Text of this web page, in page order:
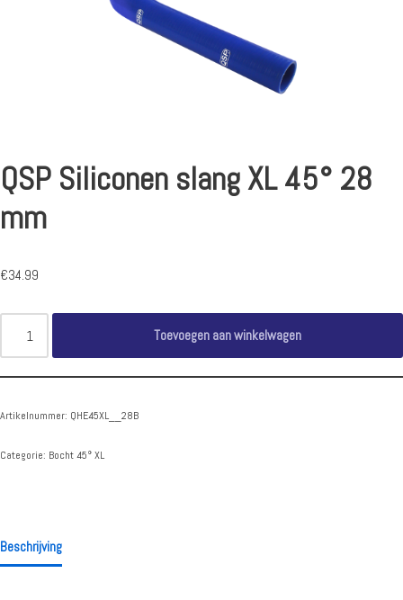
QSP Siliconen slang XL 45° 28
mm
€34.99
Toevoegen aan winkelwagen
Artikelnummer: QHE45XL__28B
Categorie: Bocht 45° XL
Beschrijving